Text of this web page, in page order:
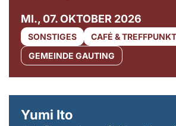
MI., 07. OKTOBER 2026
SONSTIGES
CAFÉ & TREFFPUNKT
GEMEINDE GAUTING
Yumi Ito